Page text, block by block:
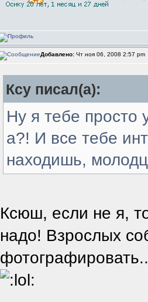
Добавлено: Чт ноя 06, 2008 2:57 pm
Ксу писал(а):
Ну я тебе просто
а?! И все тебе
находишь,
Ксюш, если не я,
надо! Взрослых